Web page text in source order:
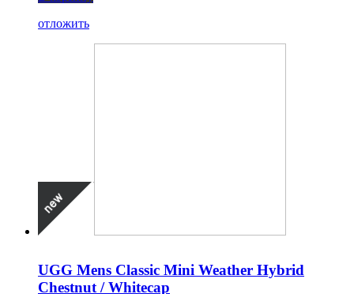
отложить
UGG Mens Classic Mini Weather Hybrid
Chestnut / Whitecap